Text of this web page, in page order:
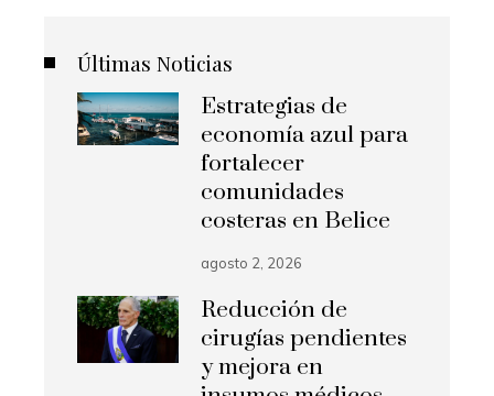
Últimas Noticias
Estrategias de
economía azul para
fortalecer
comunidades
costeras en Belice
agosto 2, 2026
Reducción de
cirugías pendientes
y mejora en